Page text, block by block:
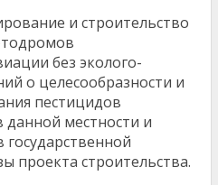
и строительство
без эколого-
о целесообразности и
пестицидов
местности и
проекта строительства.